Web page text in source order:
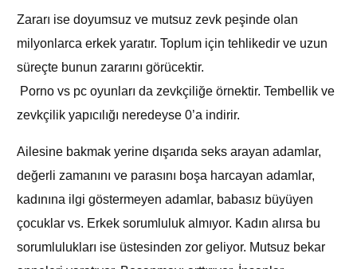
Zararı ise doyumsuz ve mutsuz zevk peşinde olan
milyonlarca erkek yaratır. Toplum için tehlikedir ve uzun
süreçte bunun zararını görücektir.
Porno vs pc oyunları da zevkçiliğe örnektir. Tembellik ve
zevkçilik yapıcılığı neredeyse 0’a indirir.
Ailesine bakmak yerine dışarıda seks arayan adamlar,
değerli zamanını ve parasını boşa harcayan adamlar,
kadınına ilgi göstermeyen adamlar, babasız büyüyen
çocuklar vs. Erkek sorumluluk almıyor. Kadın alırsa bu
sorumlulukları ise üstesinden zor geliyor. Mutsuz bekar